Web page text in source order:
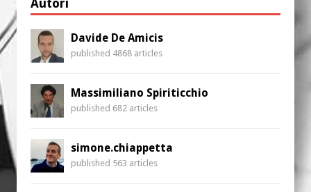
Autori
Davide De Amicis
published 4868 articles
Massimiliano Spiriticchio
published 682 articles
simone.chiappetta
published 563 articles